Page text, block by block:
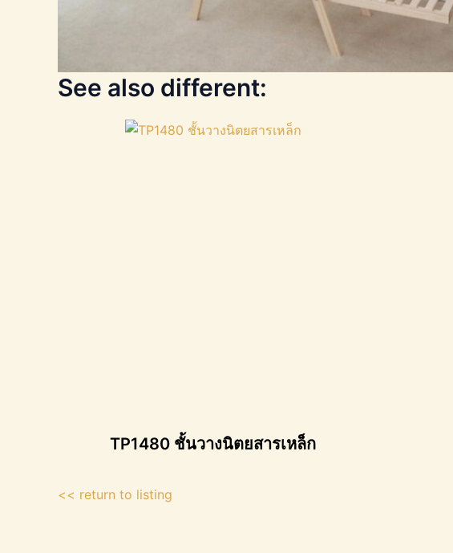
See also different:
TP1480 ชั้นวางนิตยสารเหล็ก
<< return to listing